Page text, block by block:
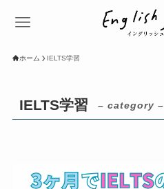
ホーム IELTS学習
IELTS学習 – category –